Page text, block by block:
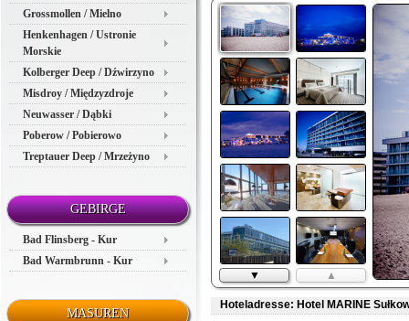
Grossmollen / Mielno
Henkenhagen / Ustronie
Morskie
Kolberger Deep / Dźwirzyno
Misdroy / Międzyzdroje
Neuwasser / Dąbki
Poberow / Pobierowo
Treptauer Deep / Mrzeżyno
GEBIRGE
Bad Flinsberg - Kur
Bad Warmbrunn - Kur
MASUREN
▼ ▲
Hoteladresse: Hotel MARINE